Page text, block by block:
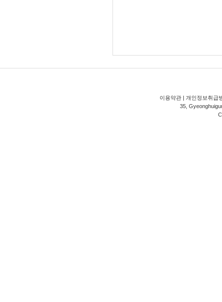
이용약관 | 개인정보취급
35,